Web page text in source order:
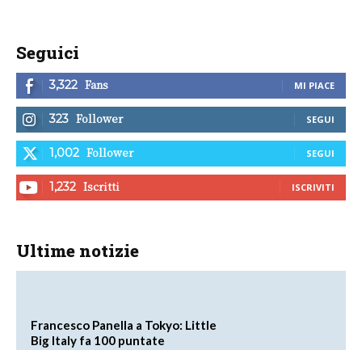
Seguici
3,322 Fans MI PIACE
323 Follower SEGUI
1,002 Follower SEGUI
1,232 Iscritti ISCRIVITI
Ultime notizie
Francesco Panella a Tokyo: Little
Big Italy fa 100 puntate